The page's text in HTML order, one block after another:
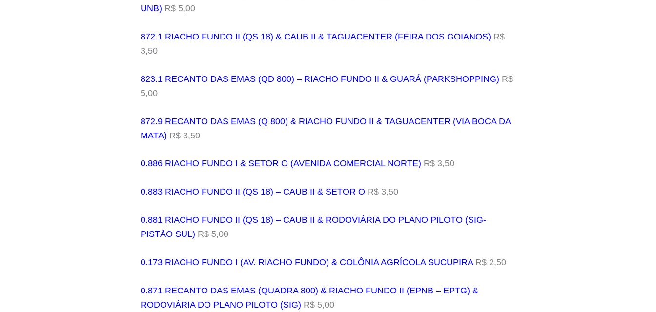
UNB) R$ 5,00
872.1 RIACHO FUNDO II (QS 18) & CAUB II & TAGUACENTER (FEIRA DOS GOIANOS) R$
3,50
823.1 RECANTO DAS EMAS (QD 800) – RIACHO FUNDO II & GUARÁ (PARKSHOPPING) R$
5,00
872.9 RECANTO DAS EMAS (Q 800) & RIACHO FUNDO II & TAGUACENTER (VIA BOCA DA
MATA) R$ 3,50
0.886 RIACHO FUNDO I & SETOR O (AVENIDA COMERCIAL NORTE) R$ 3,50
0.883 RIACHO FUNDO II (QS 18) – CAUB II & SETOR O R$ 3,50
0.881 RIACHO FUNDO II (QS 18) – CAUB II & RODOVIÁRIA DO PLANO PILOTO (SIG-
PISTÃO SUL) R$ 5,00
0.173 RIACHO FUNDO I (AV. RIACHO FUNDO) & COLÔNIA AGRÍCOLA SUCUPIRAR$ 2,50
0.871 RECANTO DAS EMAS (QUADRA 800) & RIACHO FUNDO II (EPNB – EPTG) &
RODOVIÁRIA DO PLANO PILOTO (SIG) R$ 5,00